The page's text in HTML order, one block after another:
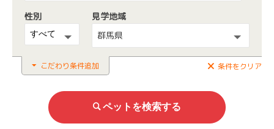
性別
見学地域
群馬県
こだわり条件追加 条件をクリア